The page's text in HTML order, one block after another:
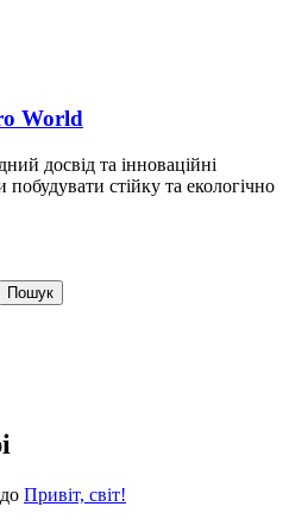
World
досвід та інноваційні
стійку та екологічно
Пошук
до Привіт, світ!